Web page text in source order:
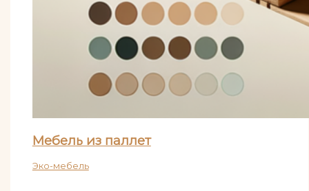
Мебель из паллет
Эко-мебель